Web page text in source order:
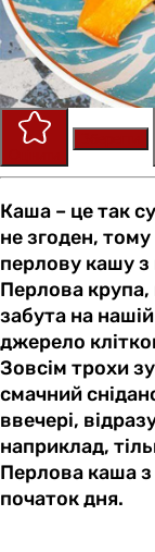
Каша – це так
не згоден,
перлову кашу з
Перлова крупа,
забута на
джерело
Зовсім трохи
смачний
ввечері,
наприклад,
Перлова каша з
початок дня.